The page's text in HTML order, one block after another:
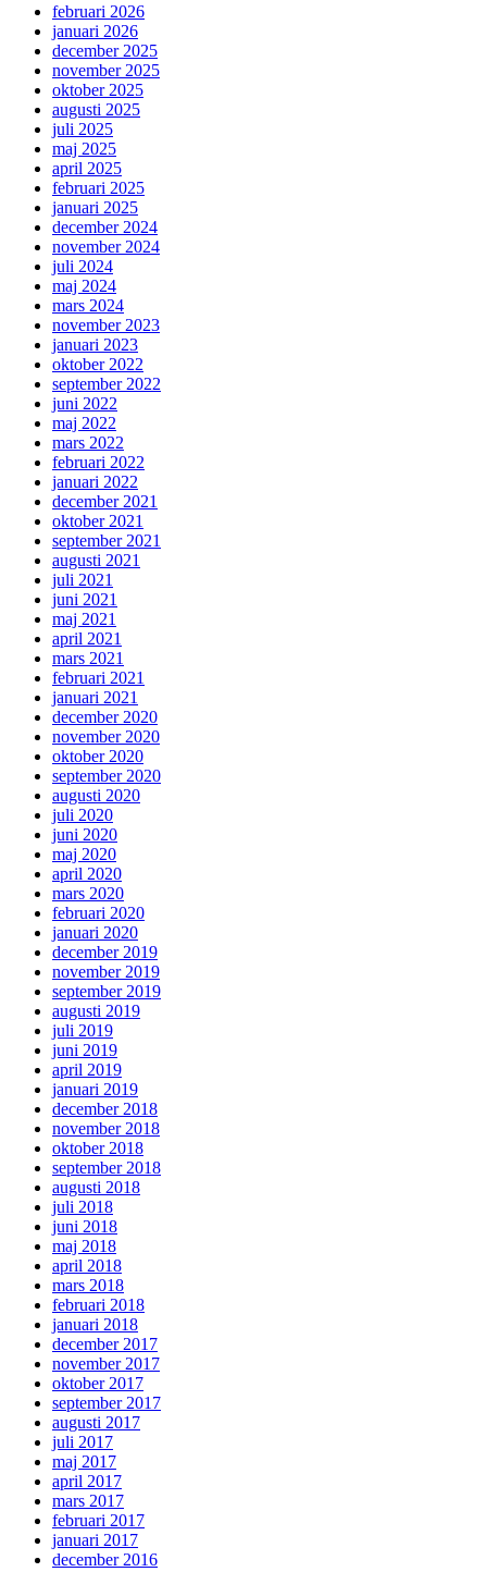
februari 2026
januari 2026
december 2025
november 2025
oktober 2025
augusti 2025
juli 2025
maj 2025
april 2025
februari 2025
januari 2025
december 2024
november 2024
juli 2024
maj 2024
mars 2024
november 2023
januari 2023
oktober 2022
september 2022
juni 2022
maj 2022
mars 2022
februari 2022
januari 2022
december 2021
oktober 2021
september 2021
augusti 2021
juli 2021
juni 2021
maj 2021
april 2021
mars 2021
februari 2021
januari 2021
december 2020
november 2020
oktober 2020
september 2020
augusti 2020
juli 2020
juni 2020
maj 2020
april 2020
mars 2020
februari 2020
januari 2020
december 2019
november 2019
september 2019
augusti 2019
juli 2019
juni 2019
april 2019
januari 2019
december 2018
november 2018
oktober 2018
september 2018
augusti 2018
juli 2018
juni 2018
maj 2018
april 2018
mars 2018
februari 2018
januari 2018
december 2017
november 2017
oktober 2017
september 2017
augusti 2017
juli 2017
maj 2017
april 2017
mars 2017
februari 2017
januari 2017
december 2016